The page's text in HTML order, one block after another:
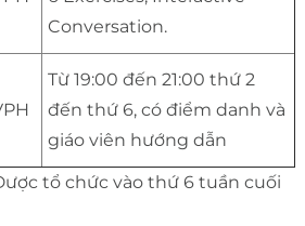
Conversation.
Từ 19:00 đến 21:00 thứ 2
đến thứ 6, có điểm danh và
giáo viên hướng dẫn
tổ chức vào thứ 6 tuần cuối